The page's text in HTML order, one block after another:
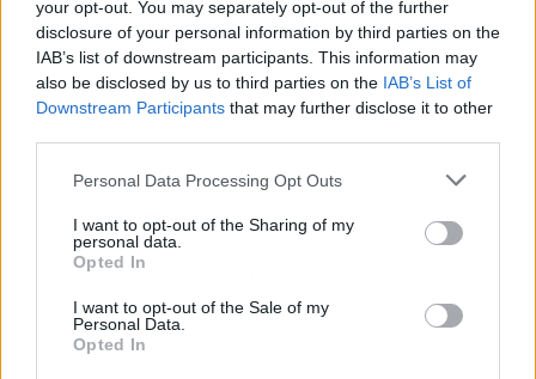
your opt-out. You may separately opt-out of the further
disclosure of your personal information by third parties on the
IAB’s list of downstream participants. This information may
also be disclosed by us to third parties on the IAB’s List of
Downstream Participants that may further disclose it to other
Personal Data Processing Opt Outs
I want to opt-out of the Sharing of my
personal data.
Opted In
I want to opt-out of the Sale of my
Personal Data.
Opted In